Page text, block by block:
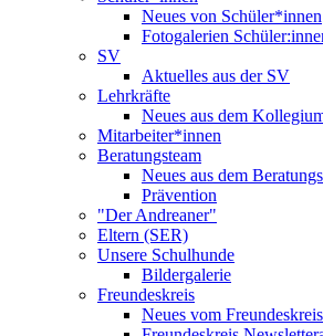
Neues von Schüler*innen
Fotogalerien
SV
Aktuelles aus der SV
Lehrkräfte
Neues aus dem
Mitarbeiter*innen
Beratungsteam
Neues aus dem
Prävention
"Der Andreaner"
Eltern (SER)
Unsere Schulhunde
Bildergalerie
Freundeskreis
Neues vom Freundeskreis